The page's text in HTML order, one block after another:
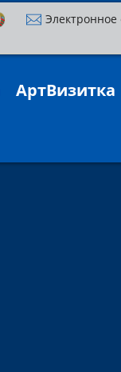
АртВизитка